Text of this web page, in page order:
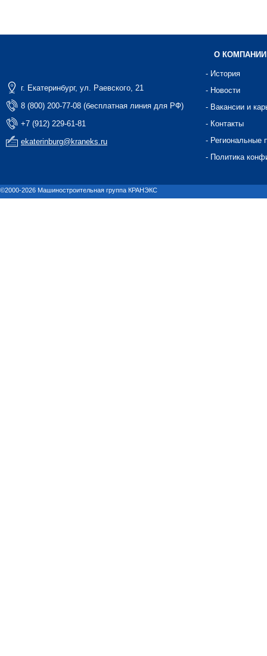
г. Екатеринбург, ул. Раевского, 21
8 (800) 200-77-08 (бесплатная линия для РФ)
+7 (912) 229-61-81
ekaterinburg@kraneks.ru
О КОМПАНИИ
- История
- Новости
- Вакансии и
- Контакты
- Региональные
- Политика
©2000-2026 Машиностроительная группа КРАНЭКС